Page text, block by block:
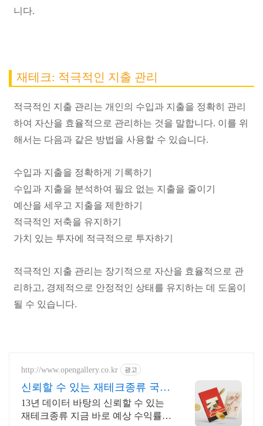
니다.
재테크: 적극적인 지출 관리
적극적인 지출 관리는 개인의 수입과 지출을 정확히 관리
하여 자산을 효율적으로 관리하는 것을 말합니다. 이를 위
해서는 다음과 같은 방법을 사용할 수 있습니다.
수입과 지출을 정확하게 기록하기
수입과 지출을 분석하여 필요 없는 지출을 줄이기
예산을 세우고 지출을 제한하기
적극적인 저축을 유지하기
가치 있는 투자에 적극적으로 투자하기
적극적인 지출 관리는 장기적으로 자산을 효율적으로 관
리하고, 경제적으로 안정적인 상태를 유지하는 데 도움이
될 수 있습니다.
http://www.opengallery.co.kr 광고
신뢰할 수 있는 재테크종류 국내
1위 아트 플랫폼
13년 데이터 바탕의 신뢰할 수 있는
재테크종류 지금 바로 예상 수익률